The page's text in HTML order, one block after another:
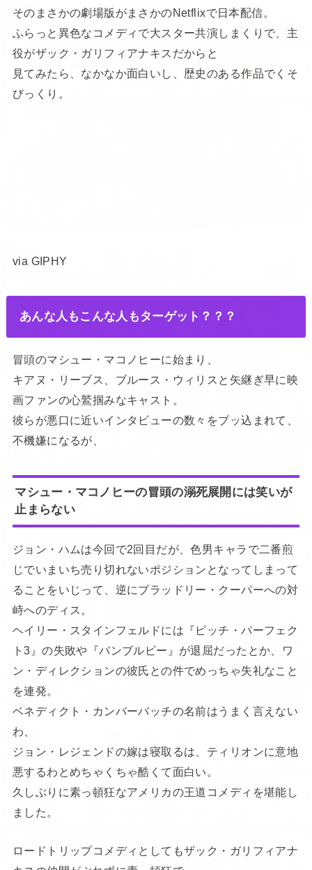
そのまさかの劇場版がまさかのNetflixで日本配信。
ふらっと異色なコメディで大スター共演しまくりで、主
役がザック・ガリフィアナキスだからと
見てみたら、なかなか面白いし、歴史のある作品でくそ
びっくり。
via GIPHY
あんな人もこんな人もターゲット？？？
冒頭のマシュー・マコノヒーに始まり、
キアヌ・リーブス、ブルース・ウィリスと矢継ぎ早に映
画ファンの心鷲掴みなキャスト。
彼らが悪口に近いインタビューの数々をブッ込まれて、
不機嫌になるが、
マシュー・マコノヒーの冒頭の溺死展開には笑いが
止まらない
ジョン・ハムは今回で2回目だが、色男キャラで二番煎
じでいまいち売り切れないポジションとなってしまって
ることをいじって、逆にブラッドリー・クーパーへの対
峙へのディス。
ヘイリー・スタインフェルドには『ピッチ・パーフェク
ト3』の失敗や『バンブルビー』が退屈だったとか、ワ
ン・ディレクションの彼氏との件でめっちゃ失礼なこと
を連発。
ベネディクト・カンバーバッチの名前はうまく言えない
わ、
ジョン・レジェンドの嫁は寝取るは、ティリオンに意地
悪するわとめちゃくちゃ酷くて面白い。
久しぶりに素っ頓狂なアメリカの王道コメディを堪能し
ました。
ロードトリップコメディとしてもザック・ガリフィアナ